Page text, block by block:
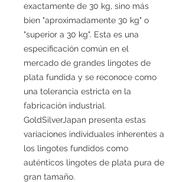
exactamente de 30 kg, sino más
bien "aproximadamente 30 kg" o
"superior a 30 kg". Esta es una
especificación común en el
mercado de grandes lingotes de
plata fundida y se reconoce como
una tolerancia estricta en la
fabricación industrial.
GoldSilverJapan presenta estas
variaciones individuales inherentes a
los lingotes fundidos como
auténticos lingotes de plata pura de
gran tamaño.